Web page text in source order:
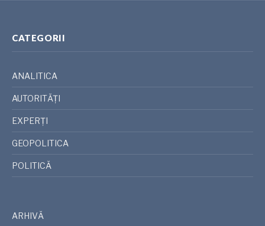
CATEGORII
ANALITICA
AUTORITĂȚI
EXPERȚI
GEOPOLITICA
POLITICĂ
ARHIVĂ